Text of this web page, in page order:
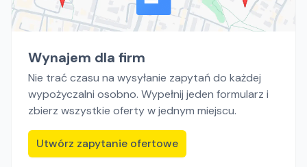
Wynajem dla firm
Nie trać czasu na wysyłanie zapytań do każdej
wypożyczalni osobno. Wypełnij jeden formularz i
zbierz wszystkie oferty w jednym miejscu.
Utwórz zapytanie ofertowe